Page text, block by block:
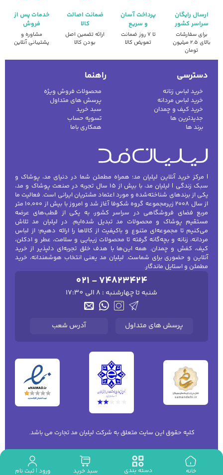
ارسال رایگان
سراسر کشور
برای سفارشات
بالای ۲.۵ میلیون
تومان
پرداخت آسان
و سریع
تا ۷ روز ضمانت
تعویض کالا
ضمانت اصالت
کالا
ارائه تضمین اصل
بودن کالا
خدمات پس از
فروش
مشاوره و
پشتیبانی آنلاین
دسترسی
خرید لباس زنانه
خرید لباس مردانه
خرید کیف و چمدان
جدیدترین ها
برند ها
راهنما
محصولات فروش ویژه
پرسش های متداول
سبد خرید
تسویه حساب
همکاری باما
| مرکز خرید آنلاین لیلیان مد؛ همراه مطمئن شما در دنیای مد، پوشاک و
سبک زندگی | لیلیان مد، با بیش از ۱۵ سال تجربه در صنعت پوشاک و مد،
یکی از برندهای شناخته‌شده و مورد اعتماد مشتریان ایرانی است. فعالیت ما
از سال ۲۰۰۸ زیرمجموعه گروه شکوفا آغاز شد و امروز با بیش از ۱۰٬۰۰۰ متر
مربع فضای فروشگاهی در سراسر کشور، به یکی از قطب‌های عرضه
مستقیم پوشاک و محصولات مد تبدیل شده‌ایم. در لیلیان مد تلاش
می‌کنیم تا مجموعه‌ای متنوع و باکیفیت از کالاها را ارائه دهیم؛ از لباس
مردانه، زنانه و بچه‌گانه گرفته تا محصولات زیبایی و سلامت، عطر و ادکلن،
کیف، کفش و چمدان. همه این‌ها با هدف خلق تجربه‌ای دلپذیر از خرید
آنلاین و حضوری برای شماست. لیلیان مد یعنی انتخاب هوشمندانه، خرید
مطمئن و استایل ماندگار.
021 - 74823424
شنبه تا چهارشنبه : 8 الی 17:30
پرسش های متداول آدرس شعب
کلیه حقوق این سایت متعلق به شرکت لیلیان مد تجارت می باشد.
خانه دسته بندی سبد خرید ورود | ثبت نام